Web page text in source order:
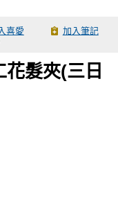
喜愛 加入筆記
髮夾(三日